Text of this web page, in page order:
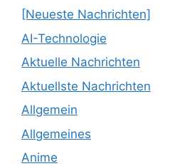
[Neueste Nachrichten]
AI-Technologie
Aktuelle Nachrichten
Aktuellste Nachrichten
Allgemein
Allgemeines
Anime